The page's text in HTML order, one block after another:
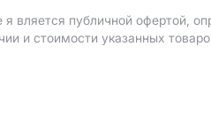
вляется публичной офертой,
и стоимости указанных